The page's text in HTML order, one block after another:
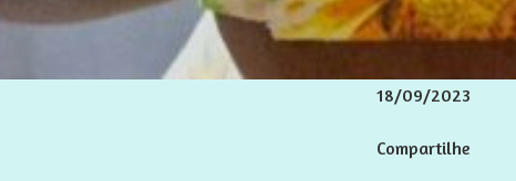
18/09/2023
Compartilhe